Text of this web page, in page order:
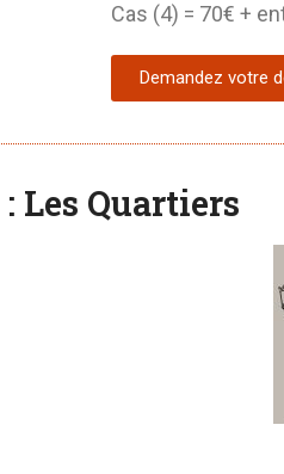
Cas (4) = 70€ +
Demandez votre
Les Quartiers